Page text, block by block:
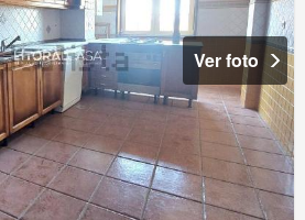
Ver foto